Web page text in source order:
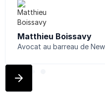
Matthieu Boissavy
Avocat au barreau de